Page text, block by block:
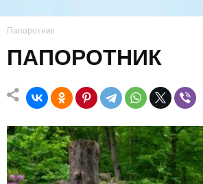
Папоротник
ПАПОРОТНИК